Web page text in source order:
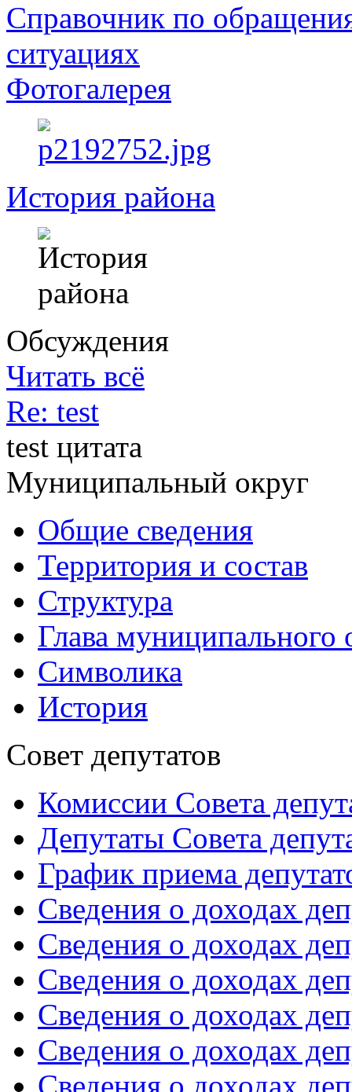
Справочник по
ситуациях
Фотогалерея
История района
Обсуждения
Читать всё
Re: test
test цитата
Муниципальный округ
Общие сведения
Территория и состав
Структура
Глава муниципального
Символика
История
Совет депутатов
Комиссии Совета
Депутаты Совета
График приема
Сведения о доходах
Сведения о доходах
Сведения о доходах
Сведения о доходах
Сведения о доходах